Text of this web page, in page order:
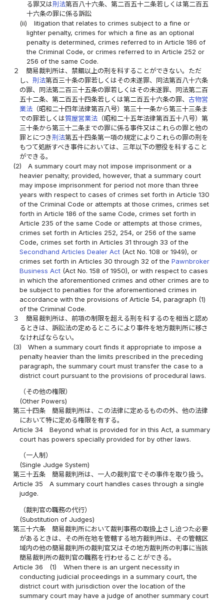
る罪又は刑法第百八十六条、第二百五十二条若しくは第二百五
十六条の罪に係る訴訟
(ii)
litigation that relates to crimes subject to a fine or
lighter penalty, crimes for which a fine as an optional
penalty is determined, crimes referred to in Article 186 of
the Criminal Code, or crimes referred to in Article 252 or
256 of the same Code.
２
簡易裁判所は、禁錮以上の刑を科することができない。ただ
し、刑法第百三十条の罪若しくはその未遂罪、同法第百八十六条
の罪、同法第二百三十五条の罪若しくはその未遂罪、同法第二百
五十二条、第二百五十四条若しくは第二百五十六条の罪、古物営
業法 （昭和二十四年法律第百八号）第三十一条から第三十三条ま
での罪若しくは質屋営業法 （昭和二十五年法律第百五十八号）第
三十条から第三十二条までの罪に係る事件又はこれらの罪と他の
罪とにつき刑法第五十四条第一項の規定によりこれらの罪の刑を
もつて処断すべき事件においては、三年以下の懲役を科すること
ができる。
(2)
A summary court may not impose imprisonment or a
heavier penalty; provided, however, that a summary court
may impose imprisonment for period not more than three
years with respect to cases of crimes set forth in Article 130
of the Criminal Code or attempts at those crimes, crimes set
forth in Article 186 of the same Code, crimes set forth in
Article 235 of the same Code or attempts at those crimes,
crimes set forth in Articles 252, 254, or 256 of the same
Code, crimes set forth in Articles 31 through 33 of the
Secondhand Articles Dealer Act (Act No. 108 or 1949), or
crimes set forth in Articles 30 through 32 of thePawnbroker
Business Act (Act No. 158 of 1950), or with respect to cases
in which the aforementioned crimes and other crimes are to
be subject to penalties for the aforementioned crimes in
accordance with the provisions of Article 54, paragraph (1)
of the Criminal Code.
３
簡易裁判所は、前項の制限を超える刑を科するのを相当と認め
るときは、訴訟法の定めるところにより事件を地方裁判所に移さ
なければならない。
(3)
When a summary court finds it appropriate to impose a
penalty heavier than the limits prescribed in the preceding
paragraph, the summary court must transfer the case to a
district court pursuant to the provisions of procedural laws.
（その他の権限）
(Other Powers)
第三十四条
簡易裁判所は、この法律に定めるものの外、他の法律
において特に定める権限を有する。
Article 34
Beyond what is provided for in this Act, a summary
court has powers specially provided for by other laws.
（一人制）
(Single Judge System)
第三十五条
簡易裁判所は、一人の裁判官でその事件を取り扱う。
Article 35
A summary court handles cases through a single
judge.
（裁判官の職務の代行）
(Substitution of Judges)
第三十六条
簡易裁判所において裁判事務の取扱上さし迫つた必要
があるときは、その所在地を管轄する地方裁判所は、その管轄区
域内の他の簡易裁判所の裁判官又はその地方裁判所の判事に当該
簡易裁判所の裁判官の職務を行わせることができる。
Article 36
(1)
When there is an urgent necessity in
conducting judicial proceedings in a summary court, the
district court with jurisdiction over the location of the
summary court may have a judge of another summary court